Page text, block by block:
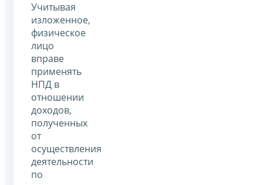
Учитывая
изложенное,
физическое
лицо
вправе
применять
НПД в
отношении
доходов,
полученных
от
осуществления
деятельности
по